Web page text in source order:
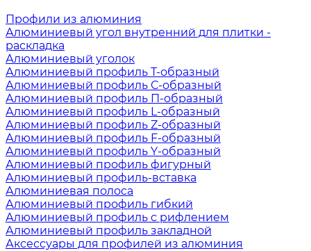
Профили из алюминия
Алюминиевый угол внутренний для плитки -
раскладка
Алюминиевый уголок
Алюминиевый профиль Т-образный
Алюминиевый профиль С-образный
Алюминиевый профиль П-образный
Алюминиевый профиль L-образный
Алюминиевый профиль Z-образный
Алюминиевый профиль F-образный
Алюминиевый профиль Y-образный
Алюминиевый профиль фигурный
Алюминиевый профиль-вставка
Алюминиевая полоса
Алюминиевый профиль гибкий
Алюминиевый профиль с рифлением
Алюминиевый профиль закладной
Аксессуары для профилей из алюминия